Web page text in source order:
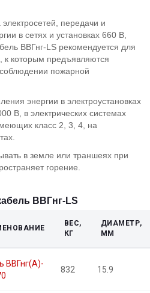
передачи и
в сетях и установках 660 В,
ВВГнг-LS рекомендуется для
к которым предъявляются
пожарной
энергии в электроустановках
В, в электрических системах
класс 2, 3, 4, на
в земле или траншеях при
горение.
ВВГнг-LS
ВЕС,
КГ
ДИАМЕТР,
ММ
ВВГнг(А)-
832 15.9